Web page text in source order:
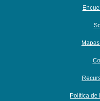
Política de